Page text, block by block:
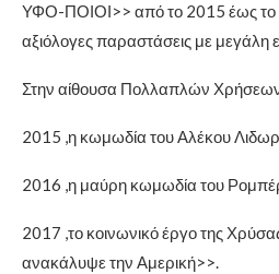
ΥΦΟ-ΠΟΙΟΙ>> από το 2015 έως το
αξιόλογες παραστάσεις με μεγάλη
Στην αίθουσα Πολλαπλών
2015 ,η κωμωδία του Αλέκου
2016 ,η μαύρη κωμωδία του
2017 ,το κοινωνικό έργο της
ανακάλυψε την Αμερική>>.